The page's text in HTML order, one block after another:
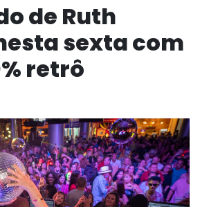
de Ruth
sexta com
retrô